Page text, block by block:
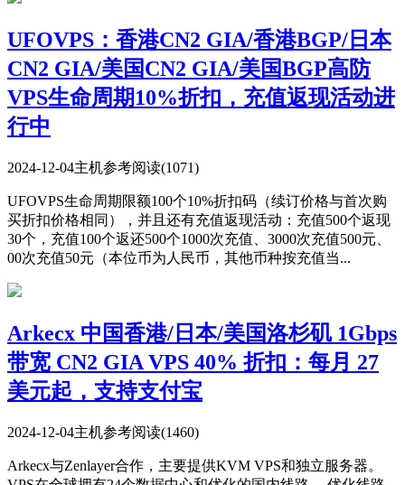
UFOVPS：香港CN2 GIA/香港BGP/日本
CN2 GIA/美国CN2 GIA/美国BGP高防
VPS生命周期10%折扣，充值返现活动进
行中
2024-12-04主机参考阅读(1071)
UFOVPS生命周期限额100个10%折扣码（续订价格与首次购
买折扣价格相同），并且还有充值返现活动：充值500个返现
30个，充值100个返还500个1000次充值、3000次充值500元、
00次充值50元（本位币为人民币，其他币种按充值当...
Arkecx 中国香港/日本/美国洛杉矶 1Gbps
带宽 CN2 GIA VPS 40% 折扣：每月 27
美元起，支持支付宝
2024-12-04主机参考阅读(1460)
Arkecx与Zenlayer合作，主要提供KVM VPS和独立服务器。